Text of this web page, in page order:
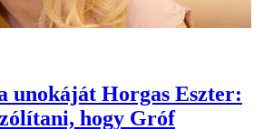
unokáját Horgas Eszter:
hogy Gróf